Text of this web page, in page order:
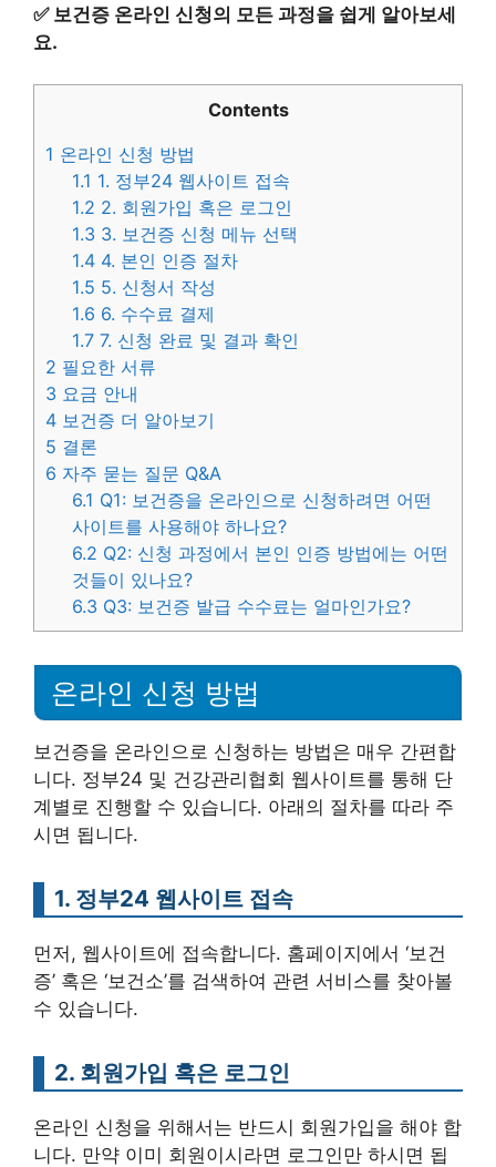
✅ 보건증 온라인 신청의 모든 과정을 쉽게 알아보세
요.
Contents
1 온라인 신청 방법
1.1 1. 정부24 웹사이트 접속
1.2 2. 회원가입 혹은 로그인
1.3 3. 보건증 신청 메뉴 선택
1.4 4. 본인 인증 절차
1.5 5. 신청서 작성
1.6 6. 수수료 결제
1.7 7. 신청 완료 및 결과 확인
2 필요한 서류
3 요금 안내
4 보건증 더 알아보기
5 결론
6 자주 묻는 질문 Q&A
6.1 Q1: 보건증을 온라인으로 신청하려면 어떤
사이트를 사용해야 하나요?
6.2 Q2: 신청 과정에서 본인 인증 방법에는 어떤
것들이 있나요?
6.3 Q3: 보건증 발급 수수료는 얼마인가요?
온라인 신청 방법
보건증을 온라인으로 신청하는 방법은 매우 간편합
니다. 정부24 및 건강관리협회 웹사이트를 통해 단
계별로 진행할 수 있습니다. 아래의 절차를 따라 주
시면 됩니다.
1. 정부24 웹사이트 접속
먼저, 웹사이트에 접속합니다. 홈페이지에서 ‘보건
증’ 혹은 ‘보건소’를 검색하여 관련 서비스를 찾아볼
수 있습니다.
2. 회원가입 혹은 로그인
온라인 신청을 위해서는 반드시 회원가입을 해야 합
니다. 만약 이미 회원이시라면 로그인만 하시면 됩